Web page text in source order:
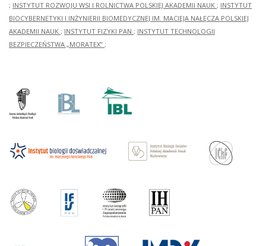
; INSTYTUT ROZWOJU WSI I ROLNICTWA POLSKIEJ AKADEMII NAUK ; INSTYTUT
BIOCYBERNETYKI I INŻYNIERII BIOMEDYCZNEJ IM. MACIEJA NAŁĘCZA POLSKIEJ
AKADEMII NAUK ; INSTYTUT FIZYKI PAN ; INSTYTUT TECHNOLOGII
BEZPIECZEŃSTWA „MORATEX” ;